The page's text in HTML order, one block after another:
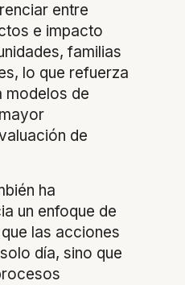
entre
e impacto
familias
lo que refuerza
modelos de
de
ha
un enfoque de
las acciones
día, sino que